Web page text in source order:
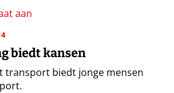
biedt kansen
transport biedt jonge mensen